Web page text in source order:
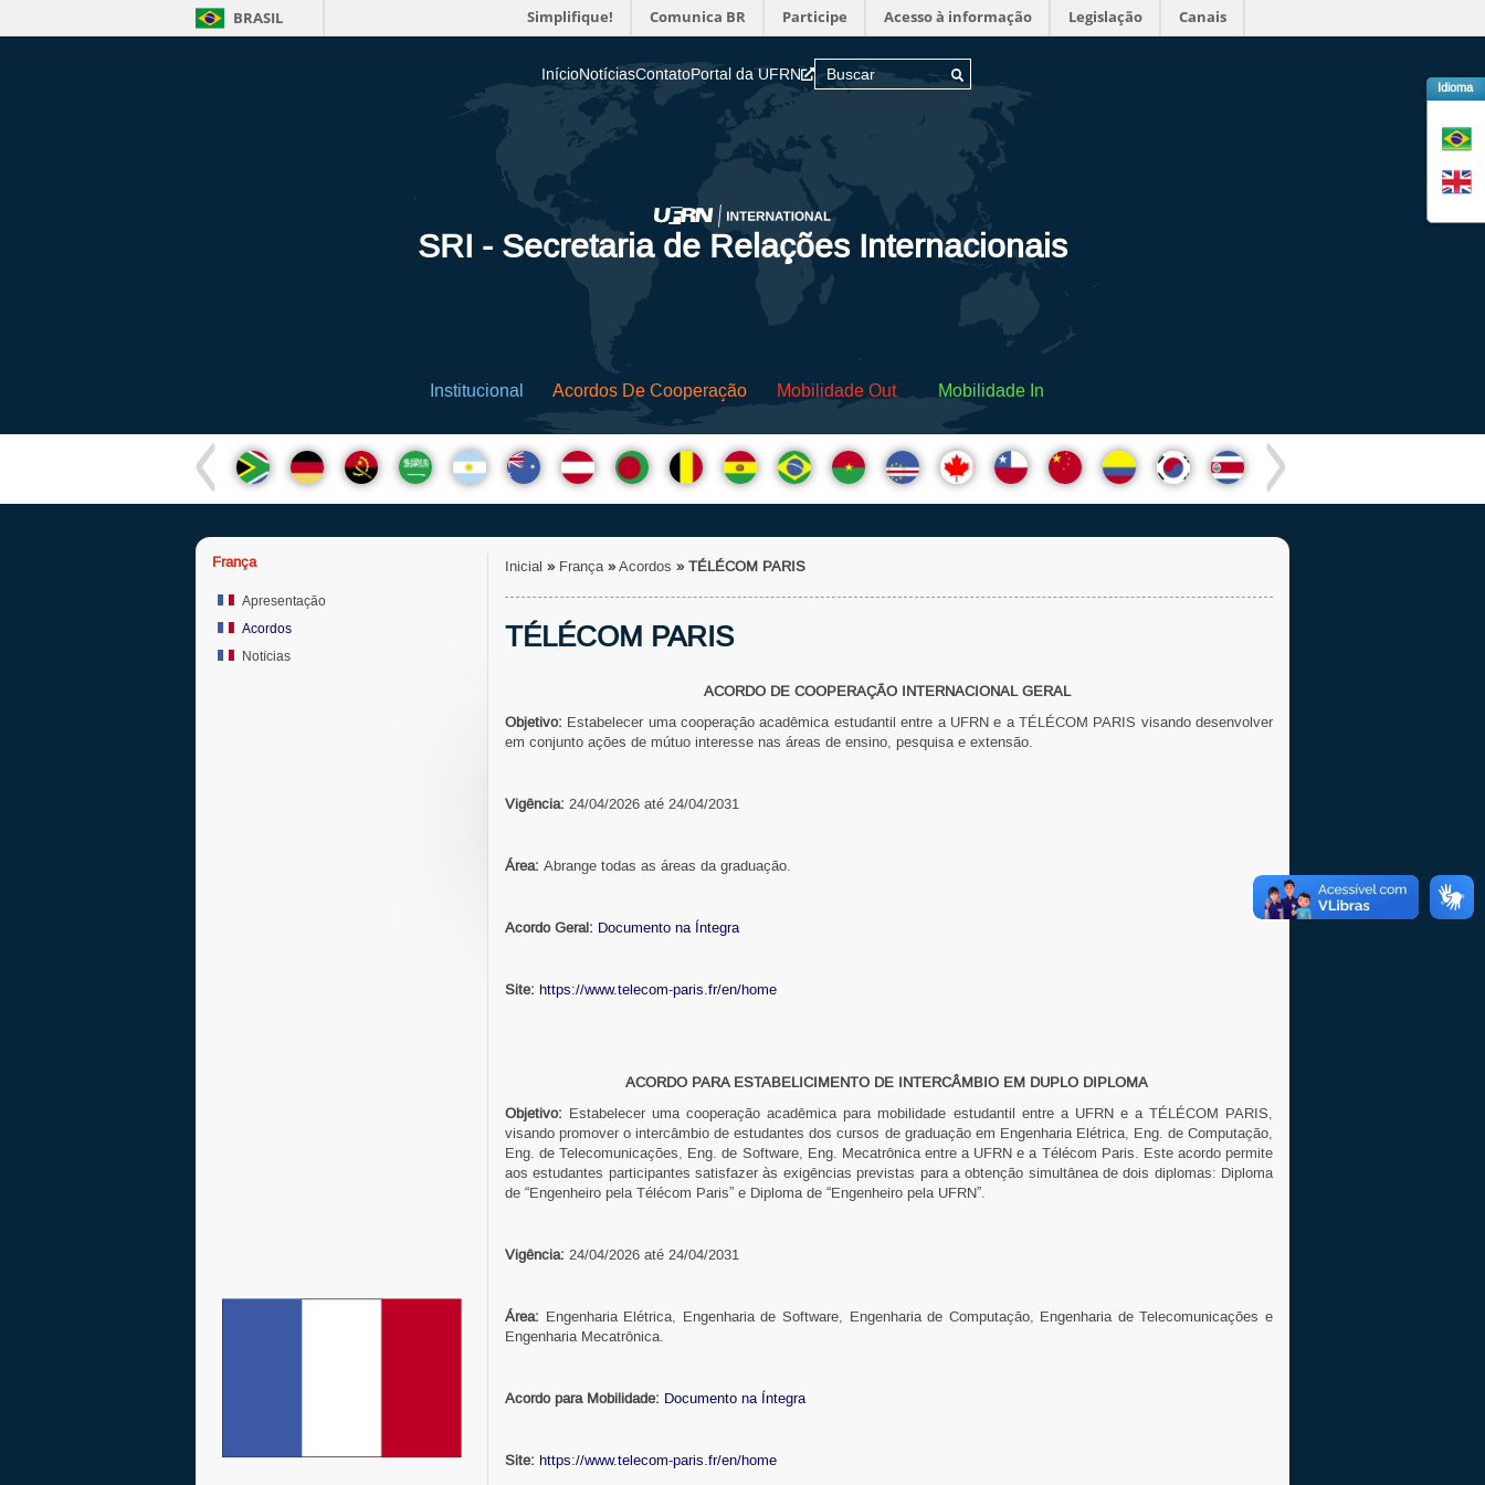
BRASIL Simplifique! Comunica BR Participe Acesso à informação Legislação Canais
Idioma
InícioNotíciasContatoPortal da UFRN
SRI - Secretaria de Relações Internacionais
Institucional Acordos De Cooperação Mobilidade Out Mobilidade In
França
Apresentação
Acordos
Notícias
Inicial »França » Acordos » TÉLÉCOM PARIS
TÉLÉCOM PARIS
ACORDO DE COOPERAÇÃO INTERNACIONAL GERAL
Objetivo: Estabelecer uma cooperação acadêmica estudantil entre a UFRN e a TÉLÉCOM PARIS visando desenvolver
em conjunto ações de mútuo interesse nas áreas de ensino, pesquisa e extensão.
Vigência: 24/04/2026 até 24/04/2031
Área: Abrange todas as áreas da graduação.
Acordo Geral: Documento na Íntegra
Site: https://www.telecom-paris.fr/en/home
ACORDO PARA ESTABELICIMENTO DE INTERCÂMBIO EM DUPLO DIPLOMA
Objetivo: Estabelecer uma cooperação acadêmica para mobilidade estudantil entre a UFRN e a TÉLÉCOM PARIS,
visando promover o intercâmbio de estudantes dos cursos de graduação em Engenharia Elétrica, Eng. de Computação,
Eng. de Telecomunicações, Eng. de Software, Eng. Mecatrônica entre a UFRN e a Télécom Paris. Este acordo permite
aos estudantes participantes satisfazer às exigências previstas para a obtenção simultânea de dois diplomas: Diploma
de “Engenheiro pela Télécom Paris” e Diploma de “Engenheiro pela UFRN”.
Vigência: 24/04/2026 até 24/04/2031
Área: Engenharia Elétrica, Engenharia de Software, Engenharia de Computação, Engenharia de Telecomunicações e
Engenharia Mecatrônica.
Acordo para Mobilidade: Documento na Íntegra
Site: https://www.telecom-paris.fr/en/home